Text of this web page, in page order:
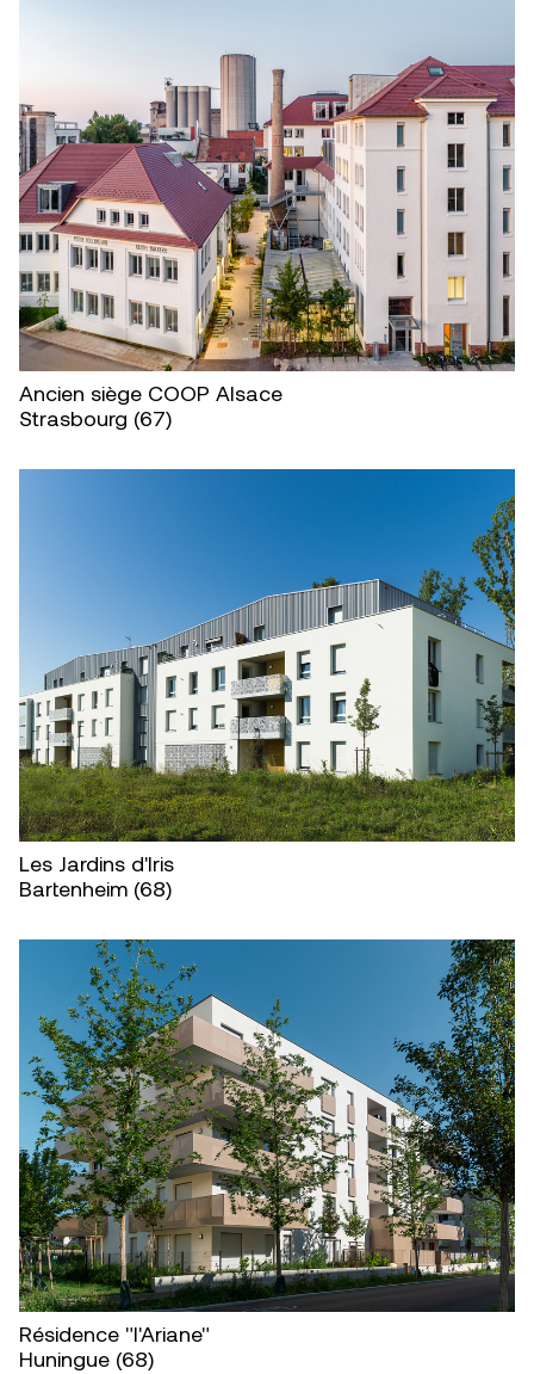
Ancien siège COOP Alsace
Strasbourg (67)
Les Jardins d'Iris
Bartenheim (68)
Résidence "l'Ariane"
Huningue (68)